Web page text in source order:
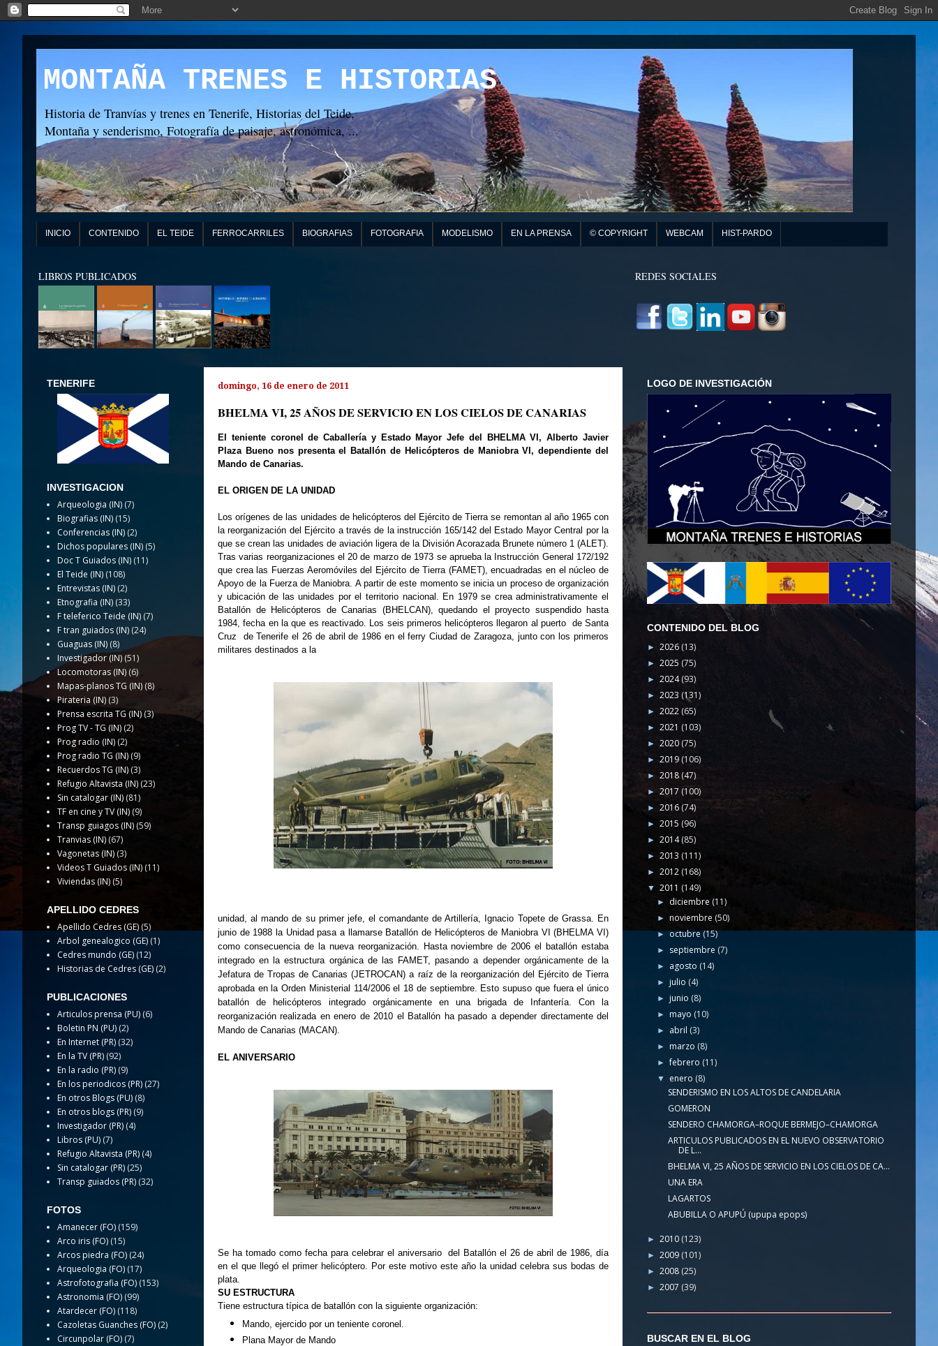
MONTAÑA TRENES E HISTORIAS
Historia de Tranvías y trenes en Tenerife, Historias del Teide,
Montaña y senderismo, Fotografía de paisaje, astronómica, ...
INICIO CONTENIDO EL TEIDE FERROCARRILES BIOGRAFIAS FOTOGRAFIA MODELISMO EN LA PRENSA © COPYRIGHT WEBCAM HIST-PARDO
LIBROS PUBLICADOS REDES SOCIALES
domingo, 16 de enero de 2011
BHELMA VI, 25 AÑOS DE SERVICIO EN LOS CIELOS DE CANARIAS
El teniente coronel de Caballería y Estado Mayor Jefe del BHELMA VI, Alberto Javier
Plaza Bueno nos presenta el Batallón de Helicópteros de Maniobra VI, dependiente del
Mando de Canarias.
EL ORIGEN DE LA UNIDAD
Los orígenes de las unidades de helicópteros del Ejército de Tierra se remontan al año 1965 con
la reorganización del Ejército a través de la instrucción 165/142 del Estado Mayor Central por la
que se crean las unidades de aviación ligera de la División Acorazada Brunete número 1 (ALET).
Tras varias reorganizaciones el 20 de marzo de 1973 se aprueba la Instrucción General 172/192
que crea las Fuerzas Aeromóviles del Ejército de Tierra (FAMET), encuadradas en el núcleo de
Apoyo de la Fuerza de Maniobra. A partir de este momento se inicia un proceso de organización
y ubicación de las unidades por el territorio nacional. En 1979 se crea administrativamente el
Batallón de Helicópteros de Canarias (BHELCAN), quedando el proyecto suspendido hasta
1984, fecha en la que es reactivado. Los seis primeros helicópteros llegaron al puerto de Santa
Cruz de Tenerife el 26 de abril de 1986 en el ferry Ciudad de Zaragoza, junto con los primeros
militares destinados a la
unidad,al mando de su primer jefe, el comandante de Artillería, Ignacio Topete de Grassa. En
junio de 1988 la Unidad pasa a llamarse Batallón de Helicópteros de Maniobra VI (BHELMA VI)
como consecuencia de la nueva reorganización. Hasta noviembre de 2006 el batallón estaba
integrado en la estructura orgánica de las FAMET, pasando a depender orgánicamente de la
Jefatura de Tropas de Canarias (JETROCAN) a raíz de la reorganización del Ejército de Tierra
aprobada en la Orden Ministerial 114/2006 el 18 de septiembre. Esto supuso que fuera el único
batallón de helicópteros integrado orgánicamente en una brigada de Infantería. Con la
reorganización realizada en enero de 2010 el Batallón ha pasado a depender directamente del
Mando de Canarias (MACAN).
EL ANIVERSARIO
Se ha tomado como fecha para celebrar el aniversario del Batallón el 26 de abril de 1986, día
en el que llegó el primer helicóptero. Por este motivo este año la unidad celebra sus bodas de
plata.
SU ESTRUCTURA
Tiene estructura típica de batallón con la siguiente organización:
Mando, ejercido por un teniente coronel.
Plana Mayor de Mando
TENERIFE
INVESTIGACION
Arqueologia (IN) (7)
Biografias (IN) (15)
Conferencias (IN) (2)
Dichos populares (IN) (5)
Doc T Guiados (IN) (11)
El Teide (IN) (108)
Entrevistas (IN) (2)
Etnografia (IN) (33)
F teleferico Teide (IN) (7)
F tran guiados (IN) (24)
Guaguas (IN) (8)
Investigador (IN) (51)
Locomotoras (IN) (6)
Mapas-planos TG (IN) (8)
Pirateria (IN) (3)
Prensa escrita TG (IN)(3)
Prog TV - TG (IN) (2)
Prog radio (IN) (2)
Prog radio TG (IN) (9)
Recuerdos TG (IN) (3)
Refugio Altavista (IN) (23)
Sin catalogar (IN) (81)
TF en cine y TV (IN) (9)
Transp guiagos (IN)(59)
Tranvias (IN) (67)
Vagonetas (IN) (3)
Videos T Guiados (IN) (11)
Viviendas (IN) (5)
APELLIDO CEDRES
Apellido Cedres (GE) (5)
Arbol genealogico (GE) (1)
Cedres mundo (GE) (12)
Historias de Cedres (GE) (2)
PUBLICACIONES
Articulos prensa (PU) (6)
Boletin PN (PU) (2)
En Internet (PR) (32)
En la TV (PR) (92)
En la radio (PR) (9)
En los periodicos (PR) (27)
En otros Blogs (PU) (8)
En otros blogs (PR) (9)
Investigador (PR) (4)
Libros (PU) (7)
Refugio Altavista (PR) (4)
Sin catalogar (PR) (25)
Transp guiados (PR) (32)
FOTOS
Amanecer (FO) (159)
Arco iris (FO) (15)
Arcos piedra (FO) (24)
Arqueologia (FO) (17)
Astrofotografia (FO) (153)
Astronomia (FO) (99)
Atardecer (FO) (118)
Cazoletas Guanches (FO) (2)
Circunpolar (FO) (7)
LOGO DE INVESTIGACIÓN
CONTENIDO DEL BLOG
► 2026(13)
► 2025 (75)
► 2024(93)
► 2023 (131)
► 2022 (65)
► 2021 (103)
► 2020 (75)
► 2019 (106)
► 2018 (47)
► 2017 (100)
► 2016 (74)
► 2015 (96)
► 2014(85)
► 2013 (111)
► 2012 (168)
▼ 2011 (149)
► diciembre (11)
►noviembre(50)
► octubre(15)
► septiembre (7)
► agosto (14)
►julio (4)
►junio (8)
► mayo (10)
► abril (3)
► marzo (8)
►febrero (11)
▼ enero (8)
SENDERISMO EN LOS ALTOS DE CANDELARIA
GOMERON
SENDERO CHAMORGA–ROQUE BERMEJO–CHAMORGA
ARTICULOS PUBLICADOS EN EL NUEVO OBSERVATORIO
DE L...
BHELMA VI, 25 AÑOS DE SERVICIO EN LOS CIELOS DE CA...
UNA ERA
LAGARTOS
ABUBILLA O APUPÚ (upupa epops)
► 2010 (123)
► 2009 (101)
► 2008 (25)
► 2007 (39)
BUSCAR EN EL BLOG